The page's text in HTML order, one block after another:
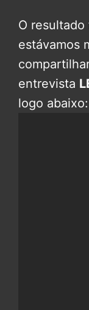
O
estávamos
entrevista
logo abaixo: